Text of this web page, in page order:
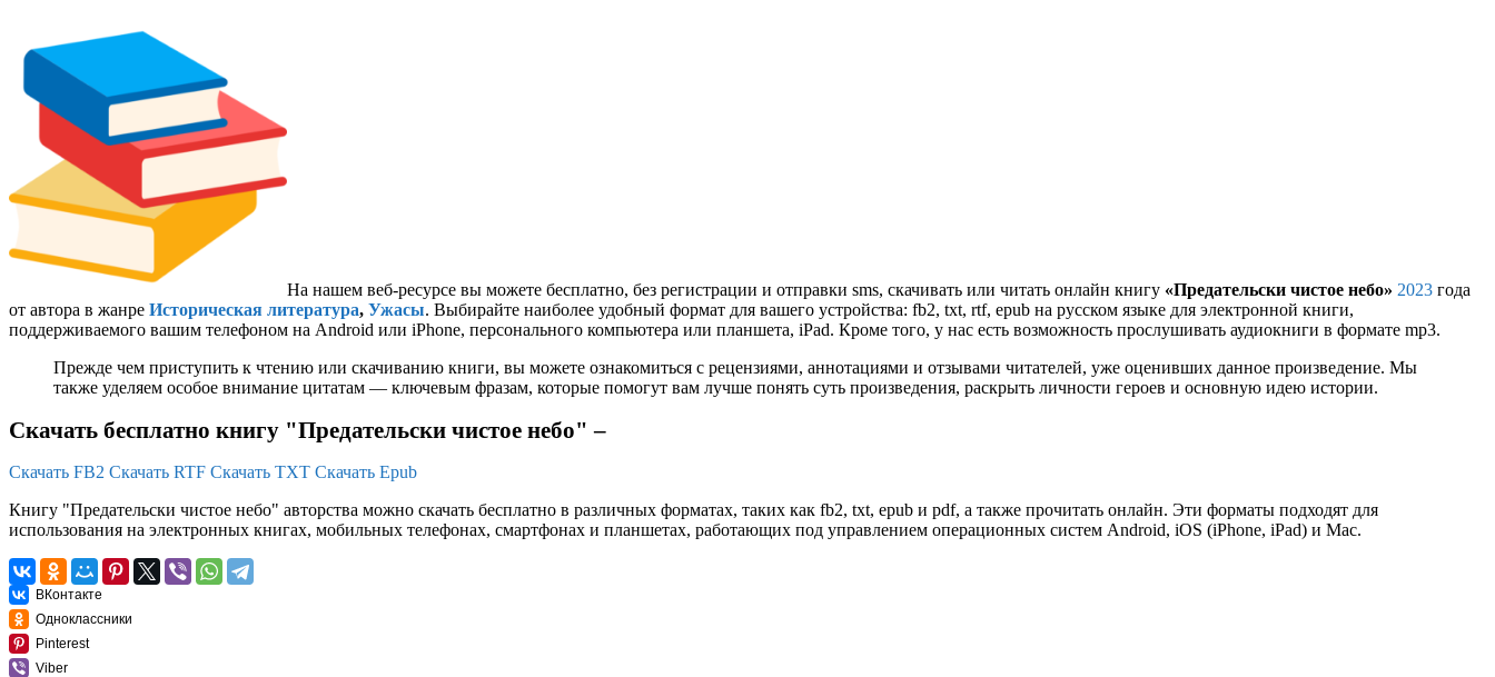
На нашем веб-ресурсе вы можете бесплатно, без регистрации и отправки sms, скачивать или читать онлайн книгу «Предательски чистое небо» 2023 года
от автора в жанре Историческая литература, Ужасы. Выбирайте наиболее удобный формат для вашего устройства: fb2, txt, rtf, epub на русском языке для электронной книги,
поддерживаемого вашим телефоном на Android или iPhone, персонального компьютера или планшета, iPad. Кроме того, у нас есть возможность прослушивать аудиокниги в формате mp3.
Прежде чем приступить к чтению или скачиванию книги, вы можете ознакомиться с рецензиями, аннотациями и отзывами читателей, уже оценивших данное произведение. Мы
также уделяем особое внимание цитатам — ключевым фразам, которые помогут вам лучше понять суть произведения, раскрыть личности героев и основную идею истории.
Скачать бесплатно книгу "Предательски чистое небо" –
Скачать FB2 Скачать RTF Скачать TXT Скачать Epub
Книгу "Предательски чистое небо" авторства можно скачать бесплатно в различных форматах, таких как fb2, txt, epub и pdf, а также прочитать онлайн. Эти форматы подходят для
использования на электронных книгах, мобильных телефонах, смартфонах и планшетах, работающих под управлением операционных систем Android, iOS (iPhone, iPad) и Mac.
ВКонтакте
Одноклассники
Pinterest
Viber